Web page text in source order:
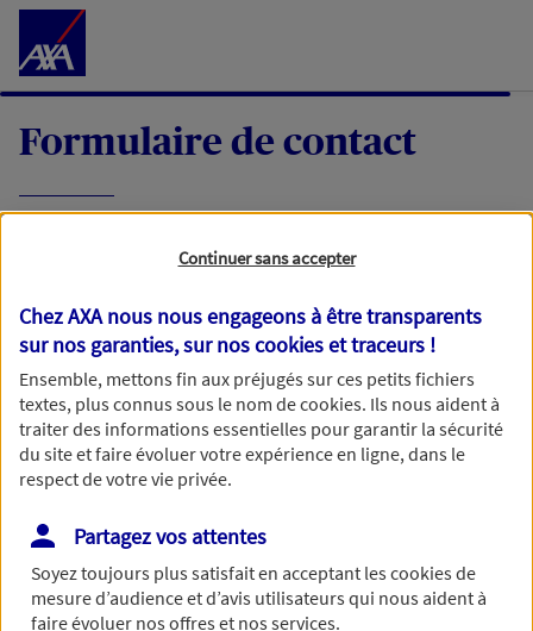
Accéder au Contenu
Formulaire de contact
demande, nous vous répondrons dans les
meilleurs délais par mail ou par téléphone.
Votre message :
Vous disposez de droits sur les informations vous concernant. Pour
plus d’informations,cliquez ici.
Continuer sans accepter
Chez AXA nous nous engageons à être transparents
sur nos garanties, sur noscookies et traceurs !
Ensemble, mettons fin aux préjugés sur ces petits fichiers
textes, plus connus sous le nom decookies. Ils nous aident à
traiter des informations essentielles pour garantir la sécurité
du site et faire évoluer votre expérience en ligne, dans le
respect de votre vie privée.
Partagez vos attentes
Soyez toujours plus satisfait en acceptant lescookiesde
mesure d’audience et d’avis utilisateurs qui nous aident à
faire évoluer nos offres et nos services.